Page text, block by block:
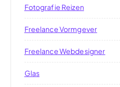
Fotografie Reizen
Freelance Vormgever
Freelance Webdesigner
Glas